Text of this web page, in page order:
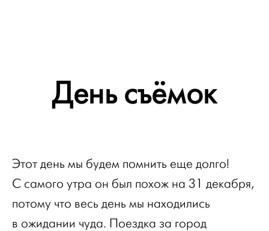
День съёмок
Этот день мы будем помнить еще долго!
С самого утра он был похож на 31 декабря,
потому что весь день мы находились
в ожидании чуда. Поездка за город